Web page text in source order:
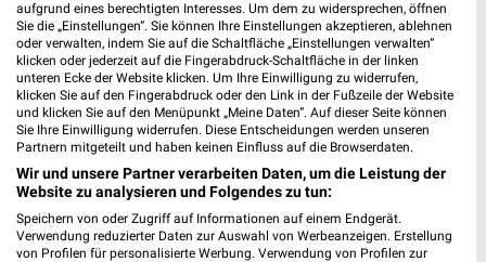
Fressnapf Unterschleißheim
Morsestraße 1
85716 Unterschleißheim
Heute 09:00 - 20:00 Uhr | Geöffnet
487,89 km • Angebote: 1 Prospekt
Fressnapf Aschheim
Uhlandstraße 30
85609 Aschheim
aufgrund eines berechtigten Interesses. Um dem zu widersprechen, öffnen
Sie die „Einstellungen“. Sie können Ihre Einstellungen akzeptieren, ablehnen
oder verwalten, indem Sie auf die Schaltfläche „Einstellungen verwalten“
klicken oder jederzeit auf die Fingerabdruck-Schaltfläche in der linken
unteren Ecke der Website klicken. Um Ihre Einwilligung zu widerrufen,
klicken Sie auf den Fingerabdruck oder den Link in der Fußzeile der Website
und klicken Sie auf den Menüpunkt „Meine Daten“. Auf dieser Seite können
Sie Ihre Einwilligung widerrufen. Diese Entscheidungen werden unseren
Partnern mitgeteilt und haben keinen Einfluss auf die Browserdaten.
Wir und unsere Partner verarbeiten Daten, um die Leistung der
Website zu analysieren und Folgendes zu tun:
Speichern von oder Zugriff auf Informationen auf einem Endgerät.
Verwendung reduzierter Daten zur Auswahl von Werbeanzeigen. Erstellung
von Profilen für personalisierte Werbung. Verwendung von Profilen zur